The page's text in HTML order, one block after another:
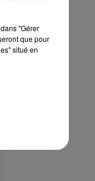
"Gérer
que pour
situé en